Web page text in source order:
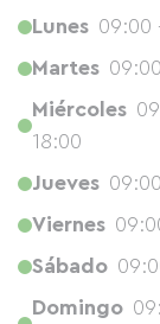
Lunes 09:00
Martes
Miércoles
18:00
Jueves
Viernes
Sábado
Domingo